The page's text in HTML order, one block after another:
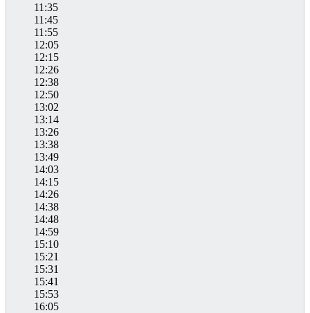
11:35
11:45
11:55
12:05
12:15
12:26
12:38
12:50
13:02
13:14
13:26
13:38
13:49
14:03
14:15
14:26
14:38
14:48
14:59
15:10
15:21
15:31
15:41
15:53
16:05